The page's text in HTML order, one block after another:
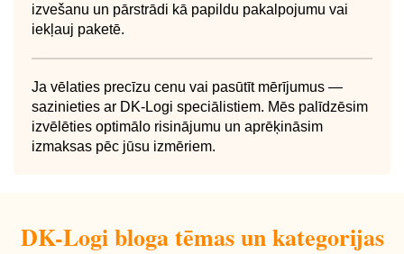
izvešanu un pārstrādi kā papildu pakalpojumu vai
iekļauj paketē.
Ja vēlaties precīzu cenu vai pasūtīt mērījumus —
sazinieties ar DK‑Logi speciālistiem. Mēs palīdzēsim
izvēlēties optimālo risinājumu un aprēķināsim
izmaksas pēc jūsu izmēriem.
DK-Logi bloga tēmas un kategorijas